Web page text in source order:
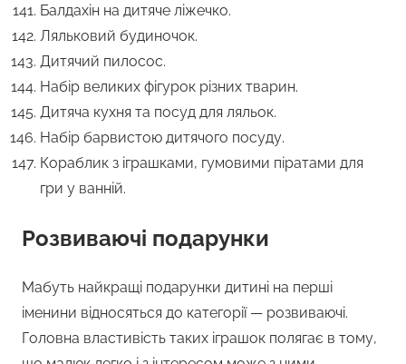
Балдахін на дитяче ліжечко.
Ляльковий будиночок.
Дитячий пилосос.
Набір великих фігурок різних тварин.
Дитяча кухня та посуд для ляльок.
Набір барвистою дитячого посуду.
Кораблик з іграшками, гумовими піратами для
гри у ванній.
Розвиваючі подарунки
Мабуть найкращі подарунки дитині на перші
іменини відносяться до категорії — розвиваючі.
Головна властивість таких іграшок полягає в тому,